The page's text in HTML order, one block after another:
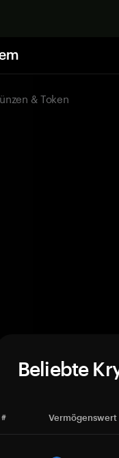
& Token
Beliebte
# Vermögenswert